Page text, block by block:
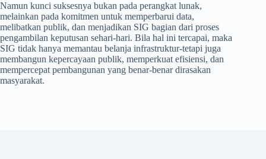
Namun kunci suksesnya bukan pada perangkat lunak,
melainkan pada komitmen untuk memperbarui data,
melibatkan publik, dan menjadikan SIG bagian dari proses
pengambilan keputusan sehari-hari. Bila hal ini tercapai, maka
SIG tidak hanya memantau belanja infrastruktur-tetapi juga
membangun kepercayaan publik, memperkuat efisiensi, dan
mempercepat pembangunan yang benar-benar dirasakan
masyarakat.